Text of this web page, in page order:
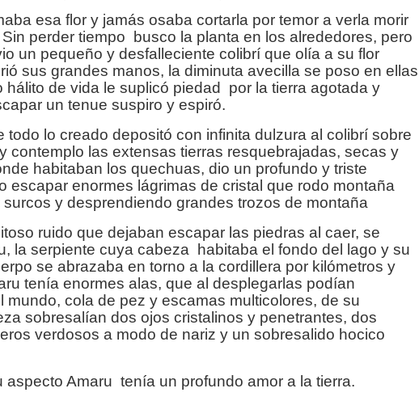
esa flor y jamás osaba cortarla por temor a verla morir
perder tiempo busco la planta en los alrededores, pero
un pequeño y desfalleciente colibrí que olía a su flor
sus grandes manos, la diminuta avecilla se poso en ellas
de vida le suplicó piedad por la tierra agotada y
un tenue suspiro y espiró.
todo lo creado depositó con infinita dulzura al colibrí sobre
contemplo las extensas tierras resquebrajadas, secas y
habitaban los quechuas, dio un profundo y triste
escapar enormes lágrimas de cristal que rodo montaña
y desprendiendo grandes trozos de montaña
ruido que dejaban escapar las piedras al caer, se
la serpiente cuya cabeza habitaba el fondo del lago y su
se abrazaba en torno a la cordillera por kilómetros y
tenía enormes alas, que al desplegarlas podían
mundo, cola de pez y escamas multicolores, de su
sobresalían dos ojos cristalinos y penetrantes, dos
verdosos a modo de nariz y un sobresalido hocico
aspecto Amaru tenía un profundo amor a la tierra.